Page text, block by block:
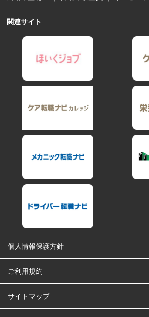
関連サイト
個人情報保護方針
ご利用規約
サイトマップ